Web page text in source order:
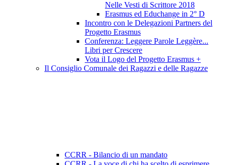
Nelle Vesti di Scrittore 2018
Erasmus ed Educhange in 2° D
Incontro con le Delegazioni Partners del
Progetto Erasmus
Conferenza: Leggere Parole Leggère...
Libri per Crescere
Vota il Logo del Progetto Erasmus +
Il Consiglio Comunale dei Ragazzi e delle Ragazze
CCRR - Bilancio di un mandato